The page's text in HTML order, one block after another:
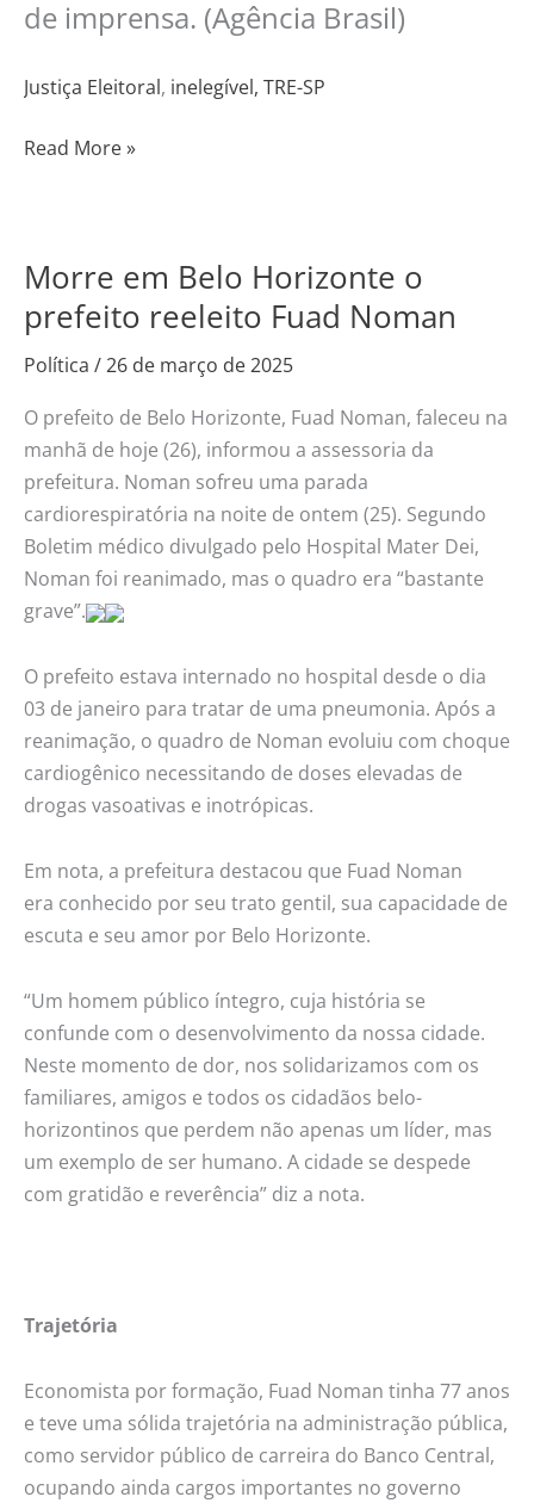
de imprensa. (Agência Brasil)
Justiça Eleitoral, inelegível, TRE-SP
Read More »
Morre em Belo Horizonte o
prefeito reeleito Fuad Noman
Política /26 de março de 2025
O prefeito de Belo Horizonte, Fuad Noman, faleceu na
manhã de hoje (26), informou a assessoria da
prefeitura. Noman sofreu uma parada
cardiorespiratória na noite de ontem (25). Segundo
Boletim médico divulgado pelo Hospital Mater Dei,
Noman foi reanimado, mas o quadro era “bastante
grave”.
O prefeito estava internado no hospital desde o dia
03 de janeiro para tratar de uma pneumonia. Após a
reanimação, o quadro de Noman evoluiu com choque
cardiogênico necessitando de doses elevadas de
drogas vasoativas e inotrópicas.
Em nota, a prefeitura destacou que Fuad Noman
era conhecido por seu trato gentil, sua capacidade de
escuta e seu amor por Belo Horizonte.
“Um homem público íntegro, cuja história se
confunde com o desenvolvimento da nossa cidade.
Neste momento de dor, nos solidarizamos com os
familiares, amigos e todos os cidadãos belo-
horizontinos que perdem não apenas um líder, mas
um exemplo de ser humano. A cidade se despede
com gratidão e reverência” diz a nota.
Trajetória
Economista por formação, Fuad Noman tinha 77 anos
e teve uma sólida trajetória na administração pública,
como servidor público de carreira do Banco Central,
ocupando ainda cargos importantes no governo
Morre
Belo
Horizonte
prefeito
reeleito
Fuad
Noman